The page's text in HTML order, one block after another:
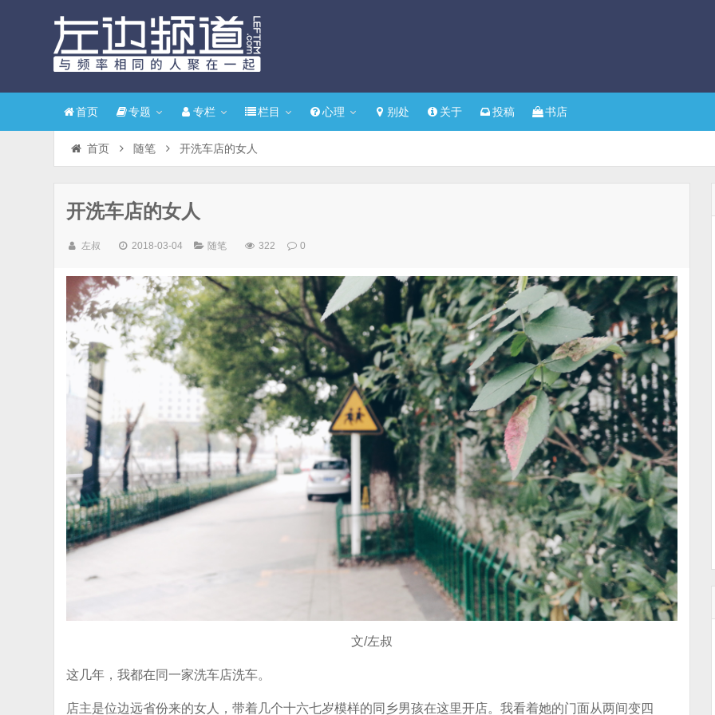
首页 专题 专栏 栏目 心理 别处 关于 投稿 书店
首页 随笔 开洗车店的女人
开洗车店的女人
左叔 2018-03-04 随笔 322 0
文/左叔
这几年，我都在同一家洗车店洗车。
店主是位边远省份来的女人，带着几个十六七岁模样的同乡男孩在这里开店。我看着她的门面从两间变四